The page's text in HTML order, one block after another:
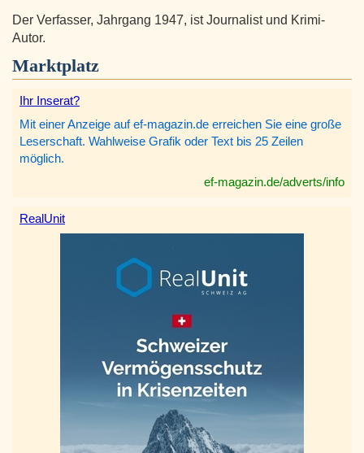
Der Verfasser, Jahrgang 1947, ist Journalist und Krimi-
Autor.
Marktplatz
Ihr Inserat?
Mit einer Anzeige auf ef-magazin.de erreichen Sie eine große
Leserschaft. Wahlweise Grafik oder Text bis 25 Zeilen
möglich.
ef-magazin.de/adverts/info
RealUnit